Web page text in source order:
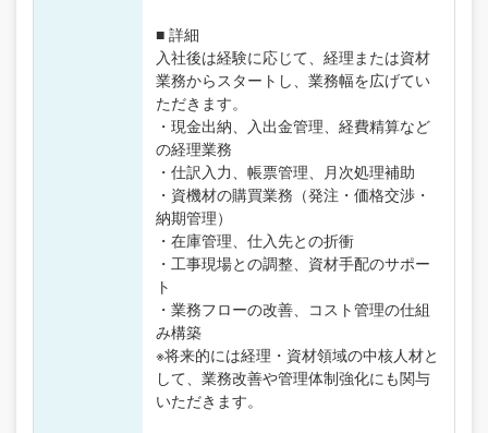
■ 詳細
入社後は経験に応じて、経理または資材
業務からスタートし、業務幅を広げてい
ただきます。
・現金出納、入出金管理、経費精算など
の経理業務
・仕訳入力、帳票管理、月次処理補助
・資機材の購買業務（発注・価格交渉・
納期管理）
・在庫管理、仕入先との折衝
・工事現場との調整、資材手配のサポー
ト
・業務フローの改善、コスト管理の仕組
み構築
※将来的には経理・資材領域の中核人材と
して、業務改善や管理体制強化にも関与
いただきます。